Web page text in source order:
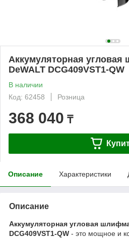
Аккумуляторная
DeWALT DCG409VST1-QW
В наличии
Код: 62458
Розница
368 040 ₸
Описание Характеристики
Описание
Аккумуляторная угловая
DCG409VST1-QW - это мощное и